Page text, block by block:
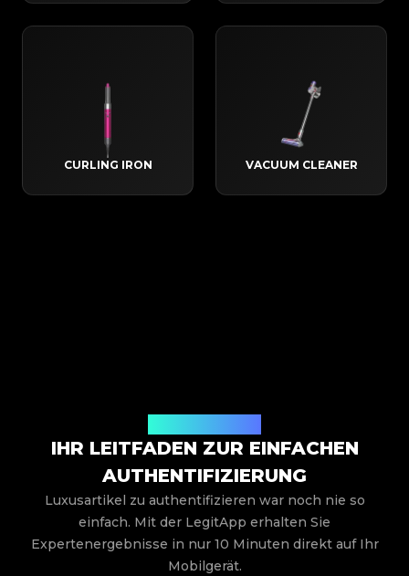
CURLING IRON VACUUM CLEANER
IHR LEITFADEN ZUR EINFACHEN
AUTHENTIFIZIERUNG
Luxusartikel zu authentifizieren war noch nie so
einfach. Mit der LegitApp erhalten Sie
Expertenergebnisse in nur 10 Minuten direkt auf Ihr
Mobilgerät.